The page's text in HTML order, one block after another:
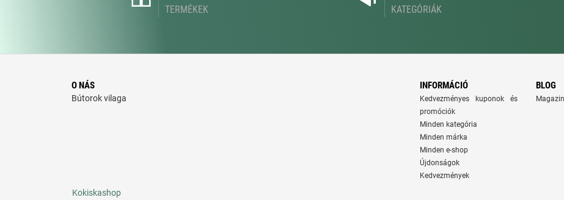
TERMÉKEK KATEGÓRIÁK
O NÁS
Bútorok vilaga
INFORMÁCIÓ
Kedvezményes kuponok és
promóciók
Minden kategória
Minden márka
Minden e-shop
Újdonságok
Kedvezmények
BLOG
Kokiskashop